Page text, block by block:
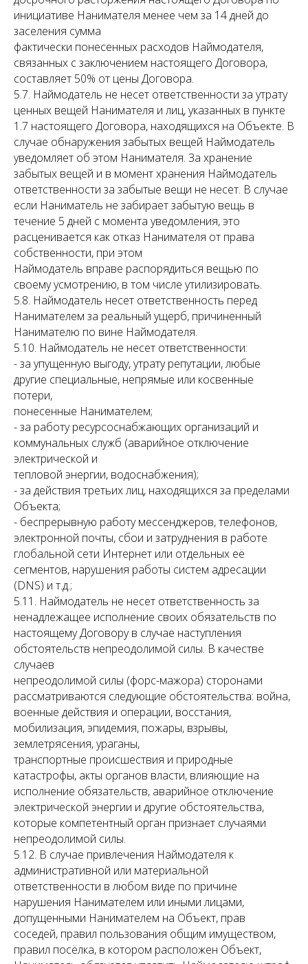
инициативе Нанимателя менее чем за 14 дней до
заселения сумма
фактически понесенных расходов Наймодателя,
связанных с заключением настоящего Договора,
составляет 50% от цены Договора.
5.7. Наймодатель не несет ответственности за утрату
ценных вещей Нанимателя и лиц, указанных в пункте
1.7 настоящего Договора, находящихся на Объекте. В
случае обнаружения забытых вещей Наймодатель
уведомляет об этом Нанимателя. За хранение
забытых вещей и в момент хранения Наймодатель
ответственности за забытые вещи не несет. В случае
если Наниматель не забирает забытую вещь в
течение 5 дней с момента уведомления, это
расценивается как отказ Нанимателя от права
собственности, при этом
Наймодатель вправе распорядиться вещью по
своему усмотрению, в том числе утилизировать.
5.8. Наймодатель несет ответственность перед
Нанимателем за реальный ущерб, причиненный
Нанимателю по вине Наймодателя.
5.10. Наймодатель не несет ответственности:
- за упущенную выгоду, утрату репутации, любые
другие специальные, непрямые или косвенные
потери,
понесенные Нанимателем;
- за работу ресурсоснабжающих организаций и
коммунальных служб (аварийное отключение
электрической и
тепловой энергии, водоснабжения);
- за действия третьих лиц, находящихся за пределами
Объекта;
- беспрерывную работу мессенджеров, телефонов,
электронной почты, сбои и затруднения в работе
глобальной сети Интернет или отдельных её
сегментов, нарушения работы систем адресации
(DNS) и т.д.;
5.11. Наймодатель не несет ответственность за
ненадлежащее исполнение своих обязательств по
настоящему Договору в случае наступления
обстоятельств непреодолимой силы. В качестве
случаев
непреодолимой силы (форс-мажора) сторонами
рассматриваются следующие обстоятельства: война,
военные действия и операции, восстания,
мобилизация, эпидемия, пожары, взрывы,
землетрясения, ураганы,
транспортные происшествия и природные
катастрофы, акты органов власти, влияющие на
исполнение обязательств, аварийное отключение
электрической энергии и другие обстоятельства,
которые компетентный орган признает случаями
непреодолимой силы.
5.12. В случае привлечения Наймодателя к
административной или материальной
ответственности в любом виде по причине
нарушения Нанимателем или иными лицами,
допущенными Нанимателем на Объект, прав
соседей, правил пользования общим имуществом,
правил посёлка, в котором расположен Объект,